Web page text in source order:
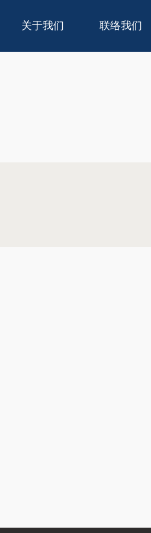
关于我们 联络我们